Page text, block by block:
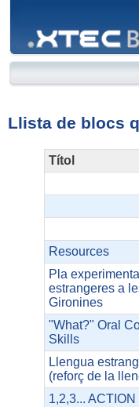
Llista de blocs
Títol
Resources
Pla
estrangeres a
Gironines
"What?" Oral
Skills
Llengua
(reforç de la
1,2,3... ACTION